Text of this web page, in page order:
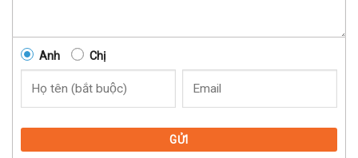
Anh Chị
GỬI